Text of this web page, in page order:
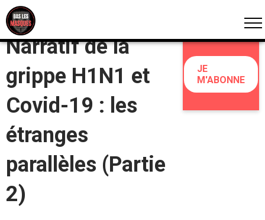
ANALYSES
Narratif de la
grippe H1N1 et
Covid-19 : les
étranges
parallèles (Partie
2)
JE
M'ABONNE